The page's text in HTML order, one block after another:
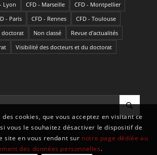
Lyon CFD - Marseille
CFD - Montpellier
- Paris CFD - Rennes
CFD - Toulouse
doctorat
Non classé
Revue d'actualités
Visibilité des docteurs et du doctorat
cookies, que vous acceptez en visitant ce
vous le souhaitez désactiver le dispositif de
site en vous rendant sur notre page dédiée au
des données personnelles.